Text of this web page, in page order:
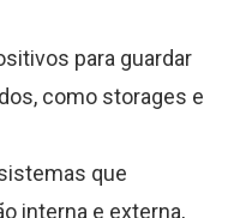
para guardar
como storages e
que
interna e externa,